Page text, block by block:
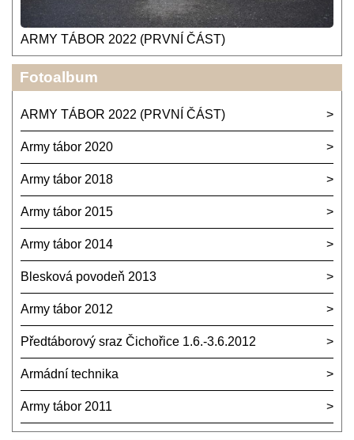
ARMY TÁBOR 2022 (PRVNÍ ČÁST)
Fotoalbum
ARMY TÁBOR 2022 (PRVNÍ ČÁST)
Army tábor 2020
Army tábor 2018
Army tábor 2015
Army tábor 2014
Blesková povodeň 2013
Army tábor 2012
Předtáborový sraz Čichořice 1.6.-3.6.2012
Armádní technika
Army tábor 2011